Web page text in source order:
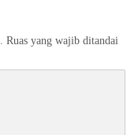
Ruas yang wajib ditandai